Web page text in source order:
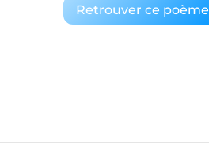
Retrouver ce poème